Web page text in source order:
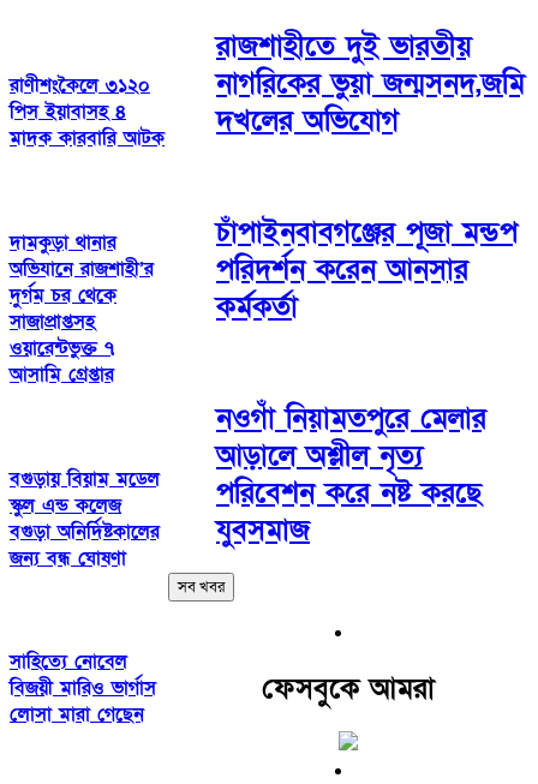
রাণীশংকৈলে ৩১২০
পিস ইয়াবাসহ ৪
মাদক কারবারি আটক
দামকুড়া থানার
অভিযানে রাজশাহী’র
দুর্গম চর থেকে
সাজাপ্রাপ্তসহ
ওয়ারেন্টভুক্ত ৭
আসামি গ্রেপ্তার
বগুড়ায় বিয়াম মডেল
স্কুল এন্ড কলেজ
বগুড়া অনির্দিষ্টকালের
জন্য বন্ধ ঘোষণা
সাহিত্যে নোবেল
বিজয়ী মারিও ভার্গাস
লোসা মারা গেছেন
রাজশাহীতে দুই ভারতীয়
নাগরিকের ভুয়া জন্মসনদ,জমি
দখলের অভিযোগ
চাঁপাইনবাবগঞ্জের পূজা মন্ডপ
পরিদর্শন করেন আনসার
কর্মকর্তা
নওগাঁ নিয়ামতপুরে মেলার
আড়ালে অশ্লীল নৃত্য
পরিবেশন করে নষ্ট করছে
যুবসমাজ
সব খবর
ফেসবুকে আমরা